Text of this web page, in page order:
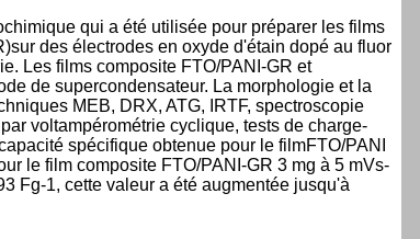
qui a été utilisée pour préparer les films
des électrodes en oxyde d'étain dopé au fluor
Les films composite FTO/PANI-GR et
de supercondensateur. La morphologie et la
MEB, DRX, ATG, IRTF, spectroscopie
voltampérométrie cyclique, tests de charge-
spécifique obtenue pour le filmFTO/PANI
le film composite FTO/PANI-GR 3 mg à 5 mVs-
Fg-1, cette valeur a été augmentée jusqu'à